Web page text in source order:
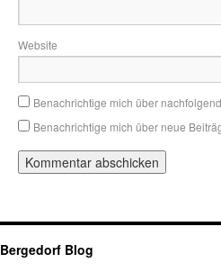
Website
Benachrichtige mich über
Benachrichtige mich über neue
Bergedorf Blog